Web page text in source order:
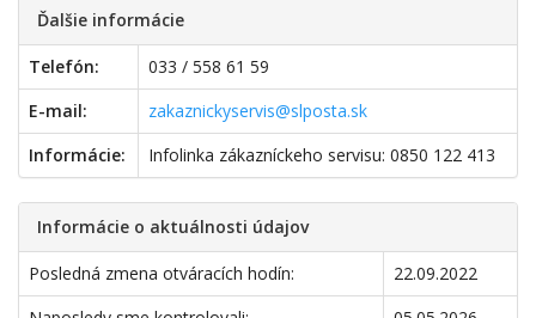
Ďalšie informácie
Telefón:
033 / 558 61 59
E-mail:
zakaznickyservis@slposta.sk
Informácie:
Infolinka zákazníckeho servisu: 0850 122 413
Informácie o aktuálnosti údajov
Posledná zmena otváracích hodín:
22.09.2022